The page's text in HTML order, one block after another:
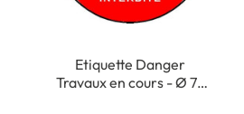
Etiquette Danger
Travaux en cours - Ø 75